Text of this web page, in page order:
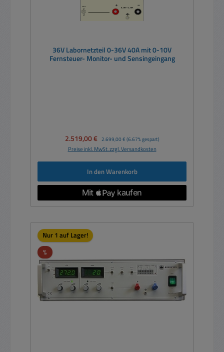
36V Labornetzteil 0-36V 40A mit 0-10V
Fernsteuer- Monitor- und Sensingeingang
Verkaufspreis:
2.519,00 € Regulärer Preis:
2.699,00 € (6.67% gespart)
Preise inkl. MwSt. zzgl. Versandkosten
In den Warenkorb
Nur 1 auf Lager!
%Rabatt